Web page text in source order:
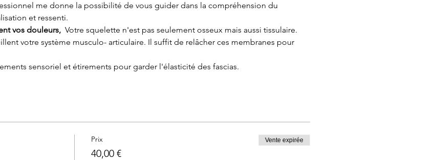
me donne la possibilité de vous guider dans la compréhension du
et ressenti.
vos douleurs, Votre squelette n'est pas seulement osseux mais aussi tissulaire.
votre système musculo- articulaire. Il suffit de relâcher ces membranes pour
sensoriel et étirements pour garder l'élasticité des fascias.
Prix
40,00 €
Vente expirée